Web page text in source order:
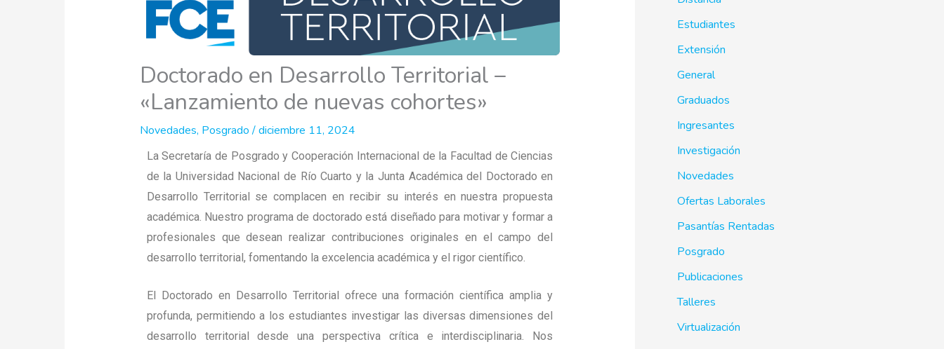
Doctorado en Desarrollo Territorial –
«Lanzamiento de nuevas cohortes»
Novedades, Posgrado/diciembre 11, 2024
La Secretaría de Posgrado y Cooperación Internacional de la Facultad de Ciencias
de la Universidad Nacional de Río Cuarto y la Junta Académica del Doctorado en
Desarrollo Territorial se complacen en recibir su interés en nuestra propuesta
académica. Nuestro programa de doctorado está diseñado para motivar y formar a
profesionales que desean realizar contribuciones originales en el campo del
desarrollo territorial, fomentando la excelencia académica y el rigor científico.
El Doctorado en Desarrollo Territorial ofrece una formación científica amplia y
profunda, permitiendo a los estudiantes investigar las diversas dimensiones del
desarrollo territorial desde una perspectiva crítica e interdisciplinaria. Nos
Estudiantes
Extensión
General
Graduados
Ingresantes
Investigación
Novedades
Ofertas Laborales
Pasantías Rentadas
Posgrado
Publicaciones
Talleres
Virtualización